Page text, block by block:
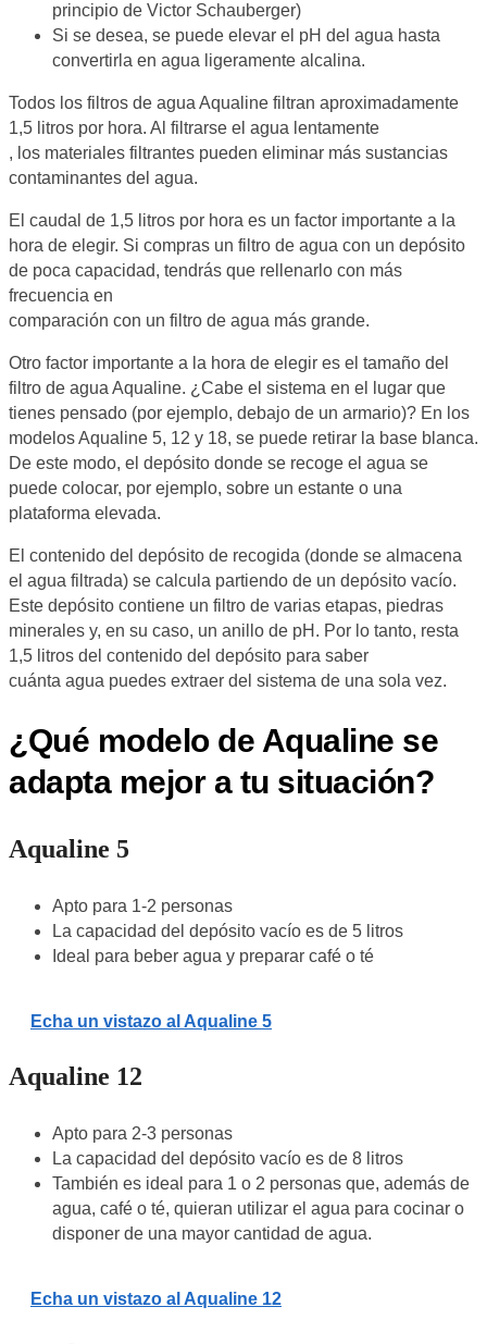
principio de Victor Schauberger)
Si se desea, se puede elevar el pH del agua hasta
convertirla en agua ligeramente alcalina.
Todos los filtros de agua Aqualine filtran aproximadamente
1,5 litros por hora. Al filtrarse el agua lentamente
, los materiales filtrantes pueden eliminar más sustancias
contaminantes del agua.
El caudal de 1,5 litros por hora es un factor importante a la
hora de elegir. Si compras un filtro de agua con un depósito
de poca capacidad, tendrás que rellenarlo con más
frecuencia en
comparación con un filtro de agua más grande.
Otro factor importante a la hora de elegir es el tamaño del
filtro de agua Aqualine. ¿Cabe el sistema en el lugar que
tienes pensado (por ejemplo, debajo de un armario)? En los
modelos Aqualine 5, 12 y 18, se puede retirar la base blanca.
De este modo, el depósito donde se recoge el agua se
puede colocar, por ejemplo, sobre un estante o una
plataforma elevada.
El contenido del depósito de recogida (donde se almacena
el agua filtrada) se calcula partiendo de un depósito vacío.
Este depósito contiene un filtro de varias etapas, piedras
minerales y, en su caso, un anillo de pH. Por lo tanto, resta
1,5 litros del contenido del depósito para saber
cuánta agua puedes extraer del sistema de una sola vez.
¿Qué modelo de Aqualine se
adapta mejor a tu situación?
Aqualine 5
Apto para 1-2 personas
La capacidad del depósito vacío es de 5 litros
Ideal para beber agua y preparar café o té
Echa un vistazo al Aqualine 5
Aqualine 12
Apto para 2-3 personas
La capacidad del depósito vacío es de 8 litros
También es ideal para 1 o 2 personas que, además de
agua, café o té, quieran utilizar el agua para cocinar o
disponer de una mayor cantidad de agua.
Echa un vistazo al Aqualine 12